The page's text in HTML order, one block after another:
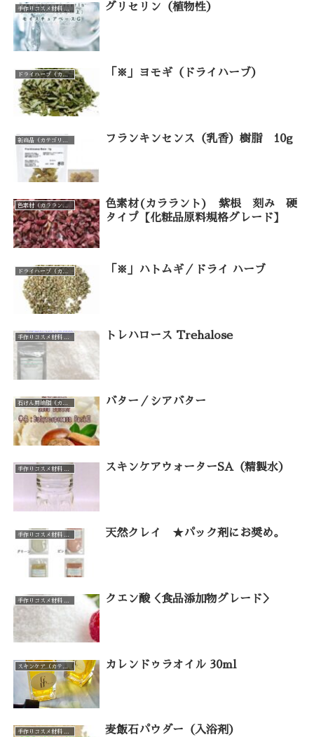
手作りコスメ材料 手作り石けん材料（カテゴリー一覧） グリセリン（植物性）
ドライハーブ（カテゴリー一覧） 「※」ヨモギ（ドライハーブ）
フランキンセンス（乳香）樹脂 10g
色素材(カララント) 紫根 刻み 硬
タイプ【化粧品原料規格グレード】
ドライハーブ（カテゴリー一覧） 「※」ハトムギ／ドライ ハーブ
トレハロース Trehalose
バター／シアバター
スキンケアウォーターSA（精製水）
天然クレイ ★パック剤にお奨め。
クエン酸＜食品添加物グレード＞
カレンドゥラオイル 30ml
麦飯石パウダー（入浴剤）